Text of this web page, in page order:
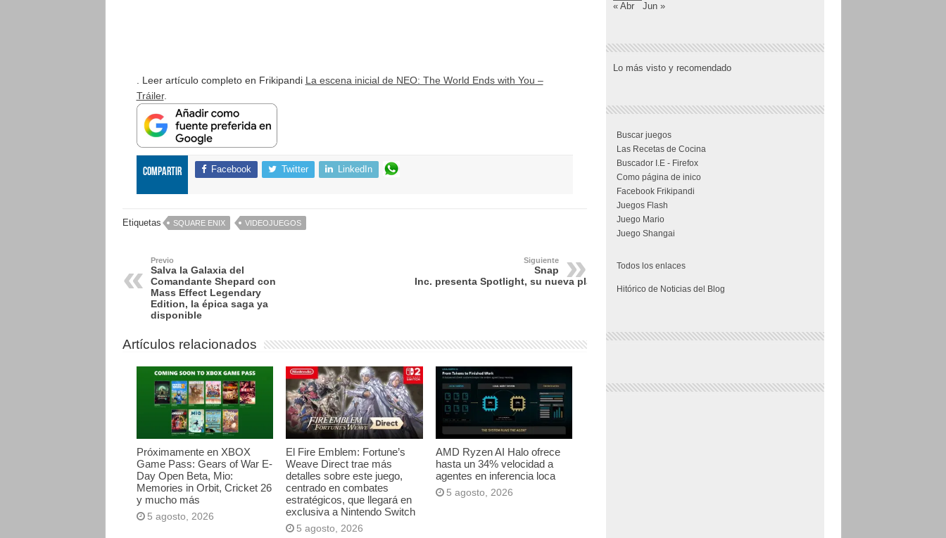
. Leer artículo completo en Frikipandi La escena inicial de NEO: The World Ends with You –
Tráiler.
Compartir Facebook Twitter LinkedIn
Etiquetas SQUARE ENIX VIDEOJUEGOS
Previo
Salva la Galaxia del
Comandante Shepard con
Mass Effect Legendary
Edition, la épica saga ya
disponible
Siguiente
Snap
Inc. presenta Spotlight, su nueva plataforma de entretenimiento para contenido generado por los usuarios
Artículos relacionados
Próximamente en XBOX
Game Pass: Gears of War E-
Day Open Beta, Mio:
Memories in Orbit, Cricket 26
y mucho más
5 agosto, 2026
El Fire Emblem: Fortune’s
Weave Direct trae más
detalles sobre este juego,
centrado en combates
estratégicos, que llegará en
exclusiva a Nintendo Switch
5 agosto, 2026
AMD Ryzen AI Halo ofrece
hasta un 34% velocidad a
agentes en inferencia loca
5 agosto, 2026
« Abr Jun »
Lo más visto y recomendado
Buscar juegos
Las Recetas de Cocina
Buscador I.E - Firefox
Como página de inico
Facebook Frikipandi
Juegos Flash
Juego Mario
Juego Shangai
Todos los enlaces
Hitórico de Noticias del Blog